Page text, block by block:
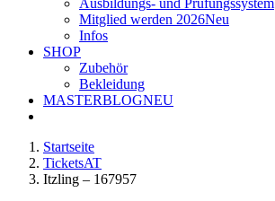
Ausbildungs- und Prüfungssystem
Mitglied werden 2026Neu
Infos
SHOP
Zubehör
Bekleidung
MASTERBLOGNEU
Startseite
TicketsAT
Itzling – 167957